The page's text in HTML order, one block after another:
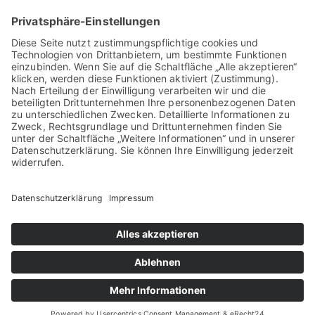
Chale "Whisper of Alpacas"
Chalet „Heartbeat of Alpacas“
Chalet „Sound of Nature“
Hofladen
HOME
Impressum
Datenschutzerklärung
© MIRIQUIDI - fine black alpacas